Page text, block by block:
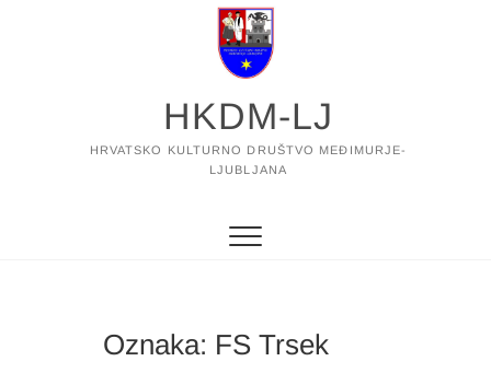
HKDM-LJ
HRVATSKO KULTURNO DRUŠTVO MEĐIMURJE-
LJUBLJANA
Oznaka: FS Trsek